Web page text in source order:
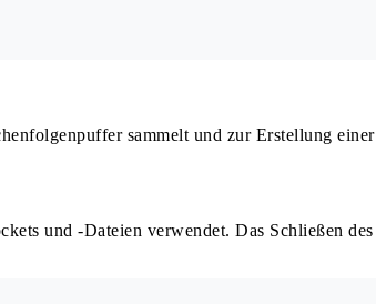
sammelt und zur Erstellung einer
und -Dateien verwendet. Das Schließen des